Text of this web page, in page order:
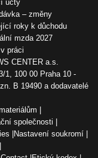
účty
– změny
roky k důchodu
mzda 2027
práci
CENTER a.s.
1, 100 00 Praha 10 -
B 19490 a dodavatelé
společnosti
Nastavení soukromí